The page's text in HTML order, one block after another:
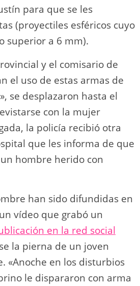
para que se les
(proyectiles esféricos cuyo
superior a 6 mm).
y el comisario de
el uso de estas armas de
se desplazaron hasta el
con la mujer
la policía recibió otra
que les informa de que
hombre herido con
han sido difundidas en
vídeo que grabó un
en la red social
la pierna de un joven
«Anoche en los disturbios
le dispararon con arma